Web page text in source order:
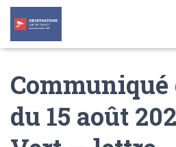
Communiqué
du 15 août